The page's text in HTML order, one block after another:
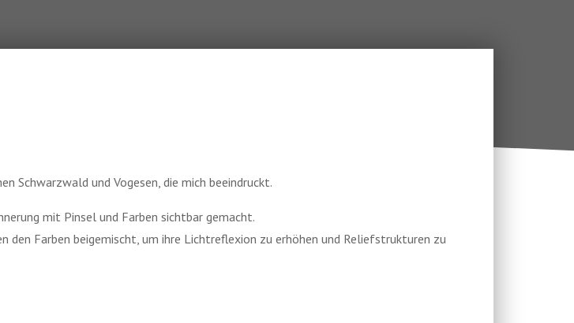
Schwarzwald und Vogesen, die mich beeindruckt.
mit Pinsel und Farben sichtbar gemacht.
den Farben beigemischt, um ihre Lichtreflexion zu erhöhen und Reliefstrukturen zu